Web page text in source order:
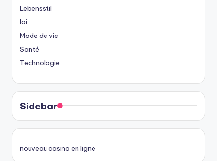
Lebensstil
loi
Mode de vie
Santé
Technologie
Sidebar
nouveau casino en ligne